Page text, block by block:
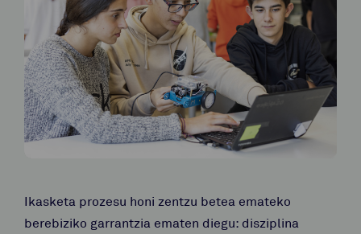
Ikasketa prozesu honi zentzu betea emateko
berebiziko garrantzia ematen diegu: disziplina